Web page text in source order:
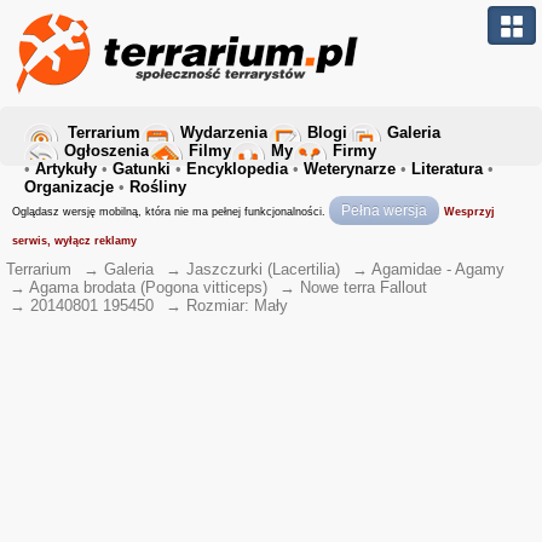
Terrarium Wydarzenia Blogi
Galeria
Ogłoszenia
Filmy My
Firmy
• Artykuły • Gatunki • Encyklopedia• Weterynarze • Literatura•
Organizacje • Rośliny
Oglądasz wersję mobilną, która nie ma pełnej funkcjonalności. Pełna wersja Wesprzyj
serwis, wyłącz reklamy
Terrarium → Galeria → Jaszczurki (Lacertilia) → Agamidae - Agamy
→ Agama brodata (Pogona vitticeps) → Nowe terra Fallout
→ 20140801 195450 → Rozmiar: Mały